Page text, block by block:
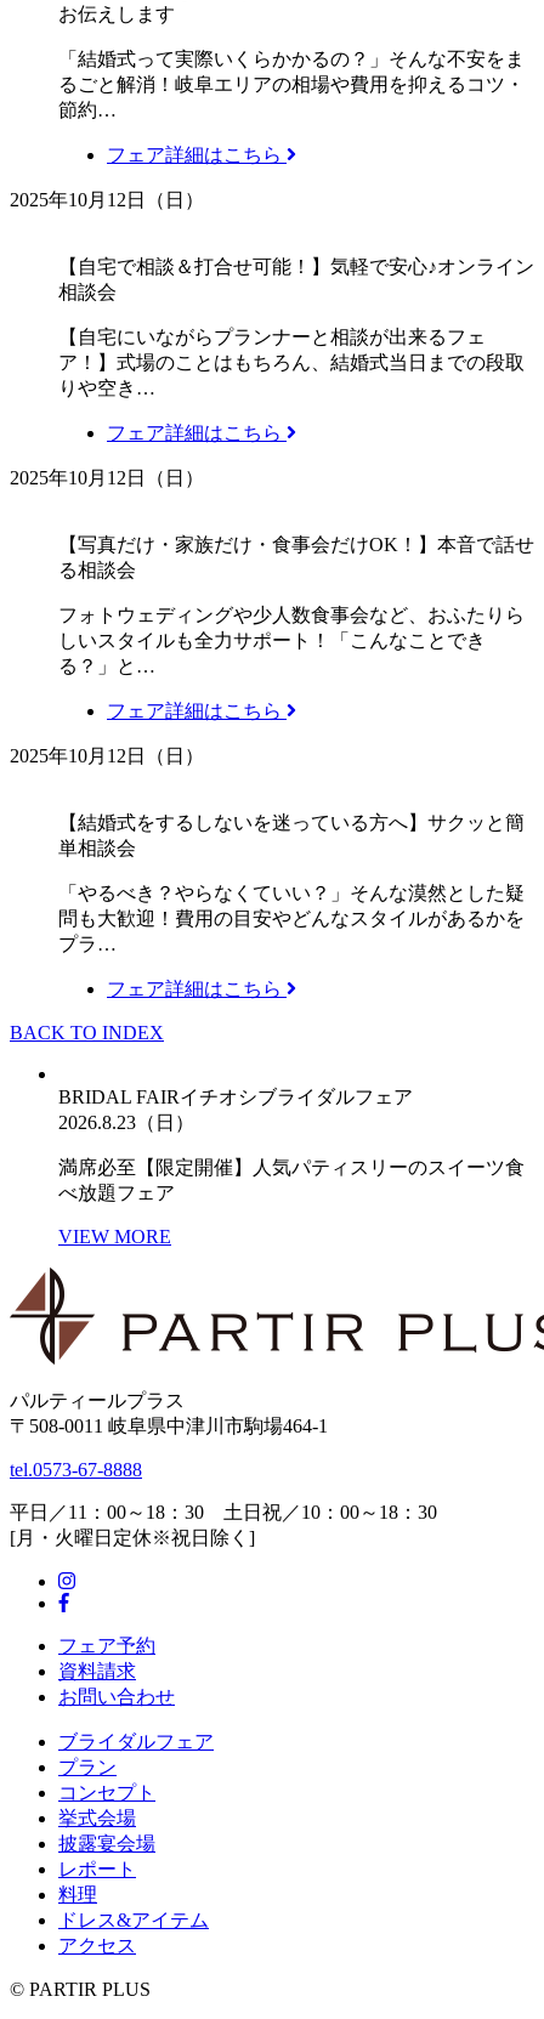
お伝えします
「結婚式って実際いくらかかるの？」そんな不安をま
るごと解消！岐阜エリアの相場や費用を抑えるコツ・
節約…
フェア詳細はこちら
2025年10月12日（日）
【自宅で相談＆打合せ可能！】気軽で安心♪オンライン
相談会
【自宅にいながらプランナーと相談が出来るフェ
ア！】式場のことはもちろん、結婚式当日までの段取
りや空き…
フェア詳細はこちら
2025年10月12日（日）
【写真だけ・家族だけ・食事会だけOK！】本音で話せ
る相談会
フォトウェディングや少人数食事会など、おふたりら
しいスタイルも全力サポート！「こんなことでき
る？」と…
フェア詳細はこちら
2025年10月12日（日）
【結婚式をするしないを迷っている方へ】サクッと簡
単相談会
「やるべき？やらなくていい？」そんな漠然とした疑
問も大歓迎！費用の目安やどんなスタイルがあるかを
プラ…
フェア詳細はこちら
BACK TO INDEX
BRIDAL FAIRイチオシブライダルフェア
2026.8.23（日）
満席必至【限定開催】人気パティスリーのスイーツ食
べ放題フェア
VIEW MORE
パルティールプラス
〒508-0011 岐阜県中津川市駒場464-1
tel.0573-67-8888
平日／11：00～18：30 土日祝／10：00～18：30
[月・火曜日定休※祝日除く]
フェア予約
資料請求
お問い合わせ
ブライダルフェア
プラン
コンセプト
挙式会場
披露宴会場
レポート
料理
ドレス&アイテム
アクセス
© PARTIR PLUS